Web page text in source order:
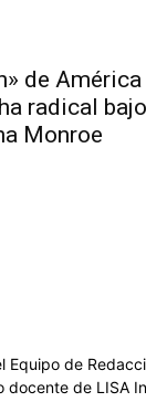
de
radical
Monroe
Equipo de
docente de LISA